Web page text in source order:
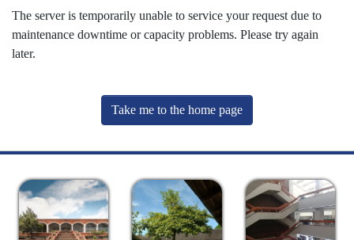
The server is temporarily unable to service your request due to
maintenance downtime or capacity problems. Please try again
later.
Take me to the home page